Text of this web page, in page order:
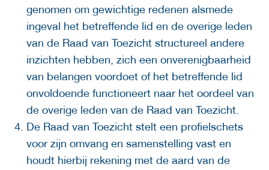
genomen om gewichtige redenen alsmede
ingeval het betreffende lid en de overige leden
van de Raad van Toezicht structureel andere
inzichten hebben, zich een onverenigbaarheid
van belangen voordoet of het betreffende lid
onvoldoende functioneert naar het oordeel van
de overige leden van de Raad van Toezicht.
De Raad van Toezicht stelt een profielschets
voor zijn omvang en samenstelling vast en
houdt hierbij rekening met de aard van de